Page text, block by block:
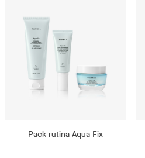
Pack rutina Aqua Fix